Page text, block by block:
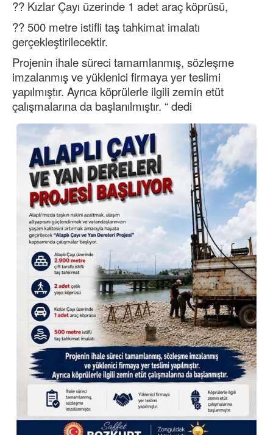
?? Kızlar Çayı üzerinde 1 adet araç köprüsü,
?? 500 metre istifli taş tahkimat imalatı
gerçekleştirilecektir.
Projenin ihale süreci tamamlanmış, sözleşme
imzalanmış ve yüklenici firmaya yer teslimi
yapılmıştır. Ayrıca köprülerle ilgili zemin etüt
çalışmalarına da başlanılmıştır. “ dedi